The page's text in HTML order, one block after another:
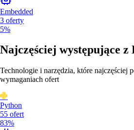
Embedded
3 oferty
5%
Najczęściej występujące z
Technologie i narzędzia, które najczęściej
wymaganiach ofert
Python
55 ofert
83%